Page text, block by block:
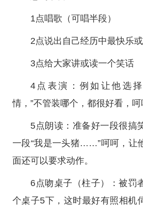
1点唱歌（可唱半段）
2点说出自己经历中最快乐
3点给大家讲或读一个笑话
4点表演：例如让他选
情，”不管装哪个，都很好看，呵
5点朗读：准备好一段很搞
一段“我是一头猪……”呵呵，让
面还可以要求动作。
6点吻桌子（柱子）：被罚
个桌子5下，这时最好有照相机